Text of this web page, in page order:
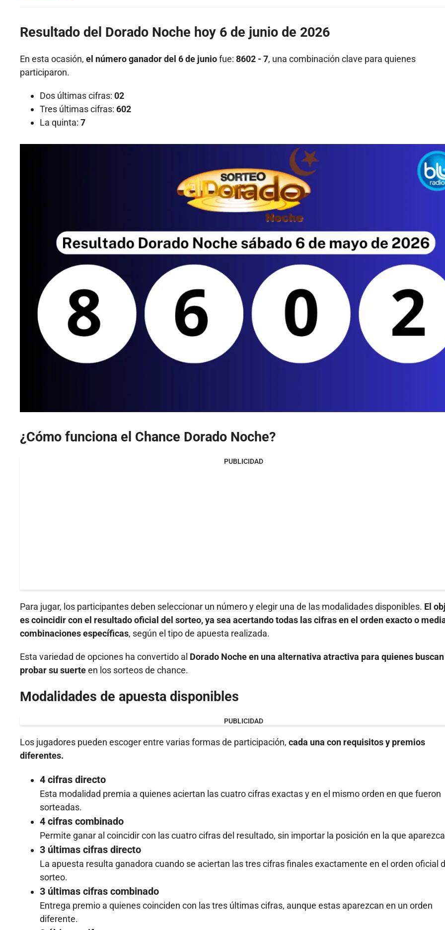
Resultado del Dorado Noche hoy 6 de junio de 2026
En esta ocasión, el número ganador del 6 de juniofue: 8602 - 7, una combinación clave para quienes
participaron.
Dos últimas cifras: 02
Tres últimas cifras: 602
La quinta: 7
¿Cómo funciona el Chance Dorado Noche?
PUBLICIDAD
Para jugar, los participantes deben seleccionar un número y elegir una de las modalidades disponibles. El
es coincidir con el resultado oficial del sorteo, ya sea acertando todas las cifras en el orden exacto o
combinaciones específicas, según el tipo de apuesta realizada.
Esta variedad de opciones ha convertido al Dorado Noche en una alternativa atractiva para quienes buscan
probar su suerteen los sorteos de chance.
Modalidades de apuesta disponibles
PUBLICIDAD
Los jugadores pueden escoger entre varias formas de participación, cada una con requisitos y premios
diferentes.
4 cifras directo
Esta modalidad premia a quienes aciertan las cuatro cifras exactas y en el mismo orden en que fueron
sorteadas.
4 cifras combinado
Permite ganar al coincidir con las cuatro cifras del resultado, sin importar la posición en la que
3 últimas cifras directo
La apuesta resulta ganadora cuando se aciertan las tres cifras finales exactamente en el orden oficial
sorteo.
3 últimas cifras combinado
Entrega premio a quienes coinciden con las tres últimas cifras, aunque estas aparezcan en un orden
diferente.